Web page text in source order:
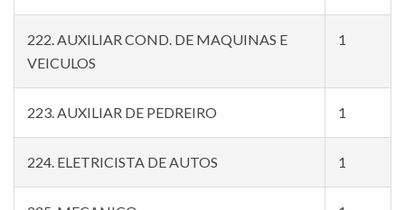
222. AUXILIAR COND. DE MAQUINAS E
VEICULOS
1
223. AUXILIAR DE PEDREIRO 1
224. ELETRICISTA DE AUTOS 1